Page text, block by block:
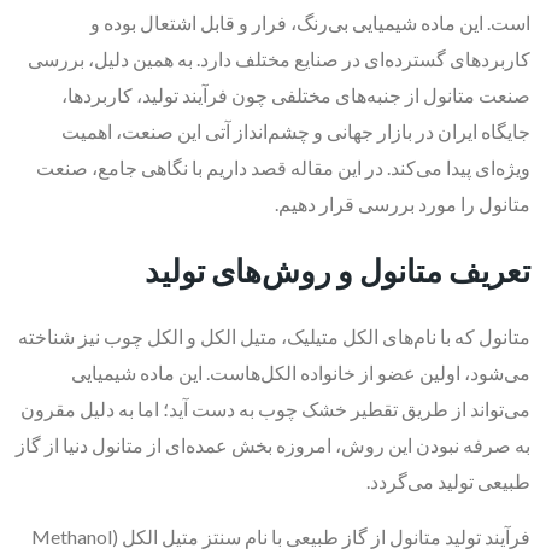
است. این ماده شیمیایی بی‌رنگ، فرار و قابل اشتعال بوده و
کاربردهای گسترده‌ای در صنایع مختلف دارد. به همین دلیل، بررسی
صنعت متانول از جنبه‌های مختلفی چون فرآیند تولید، کاربردها،
جایگاه ایران در بازار جهانی و چشم‌انداز آتی این صنعت، اهمیت
ویژه‌ای پیدا می‌کند. در این مقاله قصد داریم با نگاهی جامع، صنعت
متانول را مورد بررسی قرار دهیم.
تعریف متانول و روش‌های تولید
متانول که با نام‌های الکل متیلیک، متیل الکل و الکل چوب نیز شناخته
می‌شود، اولین عضو از خانواده الکل‌هاست. این ماده شیمیایی
می‌تواند از طریق تقطیر خشک چوب به دست آید؛ اما به دلیل مقرون
به صرفه نبودن این روش، امروزه بخش عمده‌ای از متانول دنیا از گاز
طبیعی تولید می‌گردد.
فرآیند تولید متانول از گاز طبیعی با نام سنتز متیل الکل (Methanol